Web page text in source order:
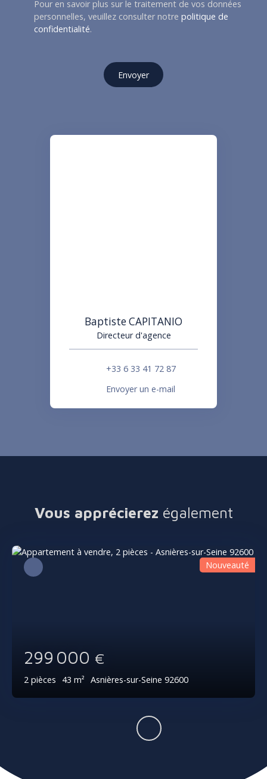
Pour en savoir plus sur le traitement de vos données
personnelles, veuillez consulter notre politique de
confidentialité.
Envoyer
Baptiste CAPITANIO
Directeur d'agence
+33 6 33 41 72 87
Envoyer un e-mail
Vous apprécierez également
299 000 €
2 pièces 43 m² Asnières-sur-Seine 92600
Nouveauté